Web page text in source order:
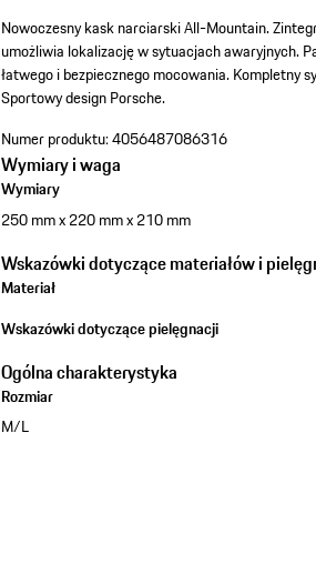
Nowoczesny kask narciarski All-Mountain.
umożliwia lokalizację w sytuacjach awaryjnych.
łatwego i bezpiecznego mocowania.Kompletny
Sportowy design Porsche.
Numer produktu:4056487086316
Wymiary i waga
Wymiary
250 mm x 220 mm x 210 mm
Wskazówki dotyczące materiałów i
Materiał
Wskazówki dotyczące pielęgnacji
Ogólna charakterystyka
Rozmiar
M/L